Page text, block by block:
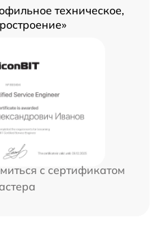
техническое,
с сертификатом